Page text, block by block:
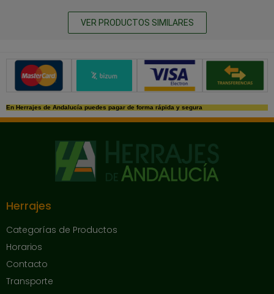
VER PRODUCTOS SIMILARES
Métodos de pago seguros
En Herrajes de Andalucía puedes pagar de forma rápida y segura
Herrajes
Categorías de Productos
Horarios
Contacto
Transporte